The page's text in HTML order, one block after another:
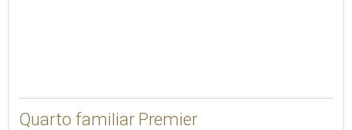
Quarto familiar Premier